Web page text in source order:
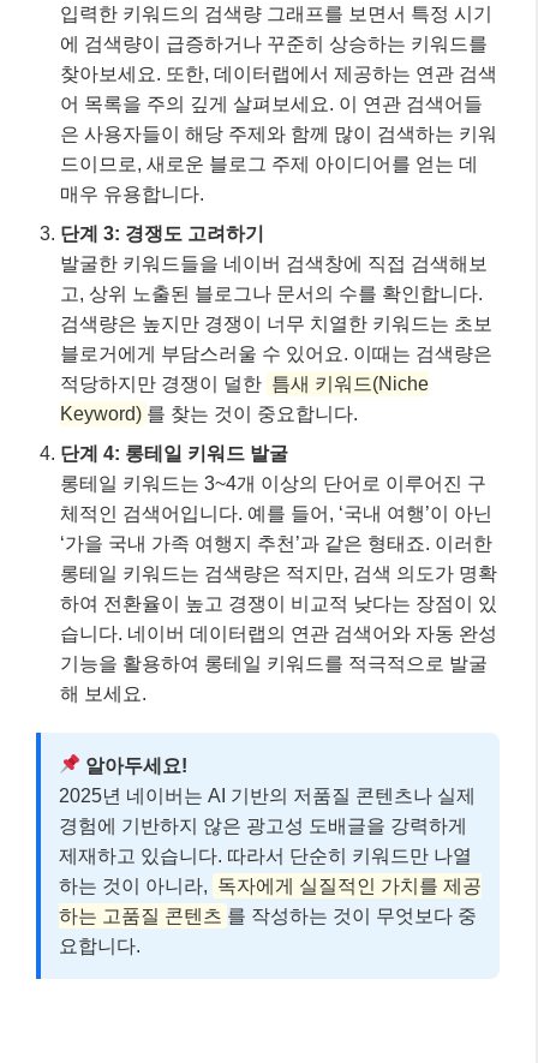
입력한 키워드의 검색량 그래프를 보면서 특정 시기
에 검색량이 급증하거나 꾸준히 상승하는 키워드를
찾아보세요. 또한, 데이터랩에서 제공하는 연관 검색
어 목록을 주의 깊게 살펴보세요. 이 연관 검색어들
은 사용자들이 해당 주제와 함께 많이 검색하는 키워
드이므로, 새로운 블로그 주제 아이디어를 얻는 데
매우 유용합니다.
단계 3: 경쟁도 고려하기
발굴한 키워드들을 네이버 검색창에 직접 검색해보
고, 상위 노출된 블로그나 문서의 수를 확인합니다.
검색량은 높지만 경쟁이 너무 치열한 키워드는 초보
블로거에게 부담스러울 수 있어요. 이때는 검색량은
적당하지만 경쟁이 덜한 틈새 키워드(Niche
Keyword) 를 찾는 것이 중요합니다.
단계 4: 롱테일 키워드 발굴
롱테일 키워드는 3~4개 이상의 단어로 이루어진 구
체적인 검색어입니다. 예를 들어, ‘국내 여행’이 아닌
‘가을 국내 가족 여행지 추천’과 같은 형태죠. 이러한
롱테일 키워드는 검색량은 적지만, 검색 의도가 명확
하여 전환율이 높고 경쟁이 비교적 낮다는 장점이 있
습니다. 네이버 데이터랩의 연관 검색어와 자동 완성
기능을 활용하여 롱테일 키워드를 적극적으로 발굴
해 보세요.
알아두세요!
2025년 네이버는 AI 기반의 저품질 콘텐츠나 실제
경험에 기반하지 않은 광고성 도배글을 강력하게
제재하고 있습니다. 따라서 단순히 키워드만 나열
하는 것이 아니라, 독자에게 실질적인 가치를 제공
하는 고품질 콘텐츠 를 작성하는 것이 무엇보다 중
요합니다.